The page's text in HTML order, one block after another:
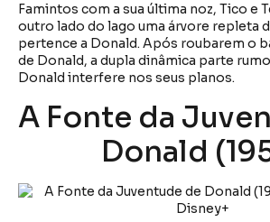
Famintos com a sua última noz, Tico e
outro lado do lago uma árvore repleta
pertence a Donald. Após roubarem o
de Donald, a dupla dinâmica parte
Donald interfere nos seus planos.
A Fonte da
Donald